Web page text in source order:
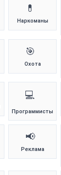
💊
Наркоманы
🎯
Охота
💻
Программисты
📢
Реклама